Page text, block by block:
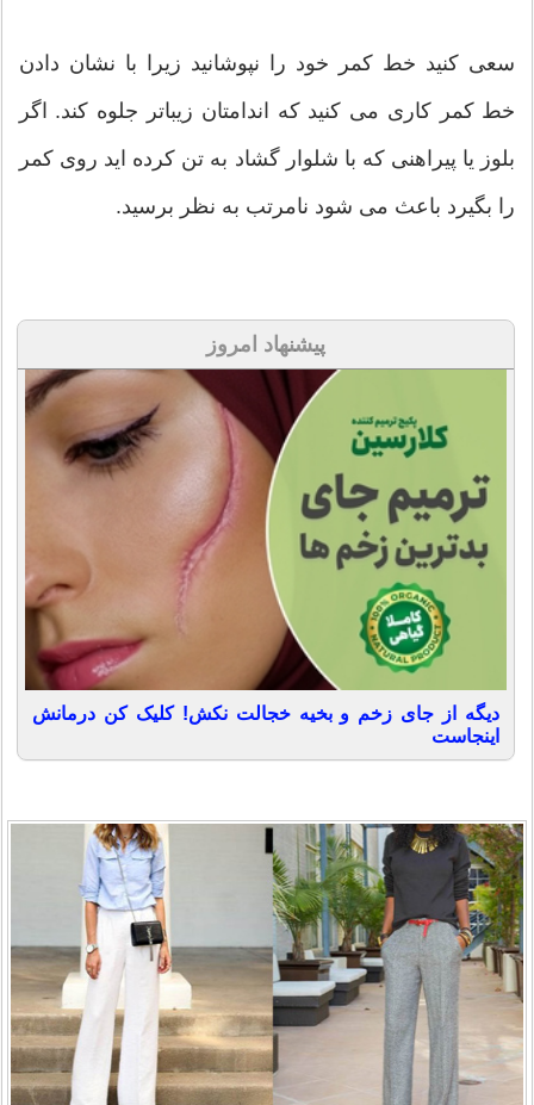
سعی کنید خط کمر خود را نپوشانید زیرا با نشان دادن
خط کمر کاری می کنید که اندامتان زیباتر جلوه کند. اگر
بلوز یا پیراهنی که با شلوار گشاد به تن کرده اید روی کمر
را بگیرد باعث می شود نامرتب به نظر برسید.
پیشنهاد امروز
دیگه از جای زخم و بخیه خجالت نکش! کلیک کن درمانش
اینجاست